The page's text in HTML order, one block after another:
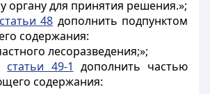
для принятия решения.»;
статьи 48 дополнить подпунктом
содержания:
лесоразведения;»;
статьи 49-1 дополнить частью
содержания: